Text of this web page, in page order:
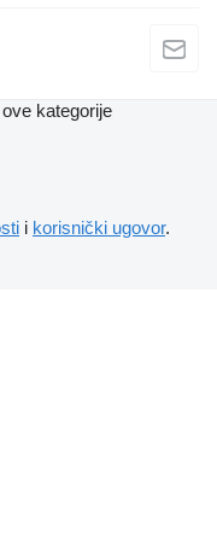
kategorije
i korisnički ugovor.